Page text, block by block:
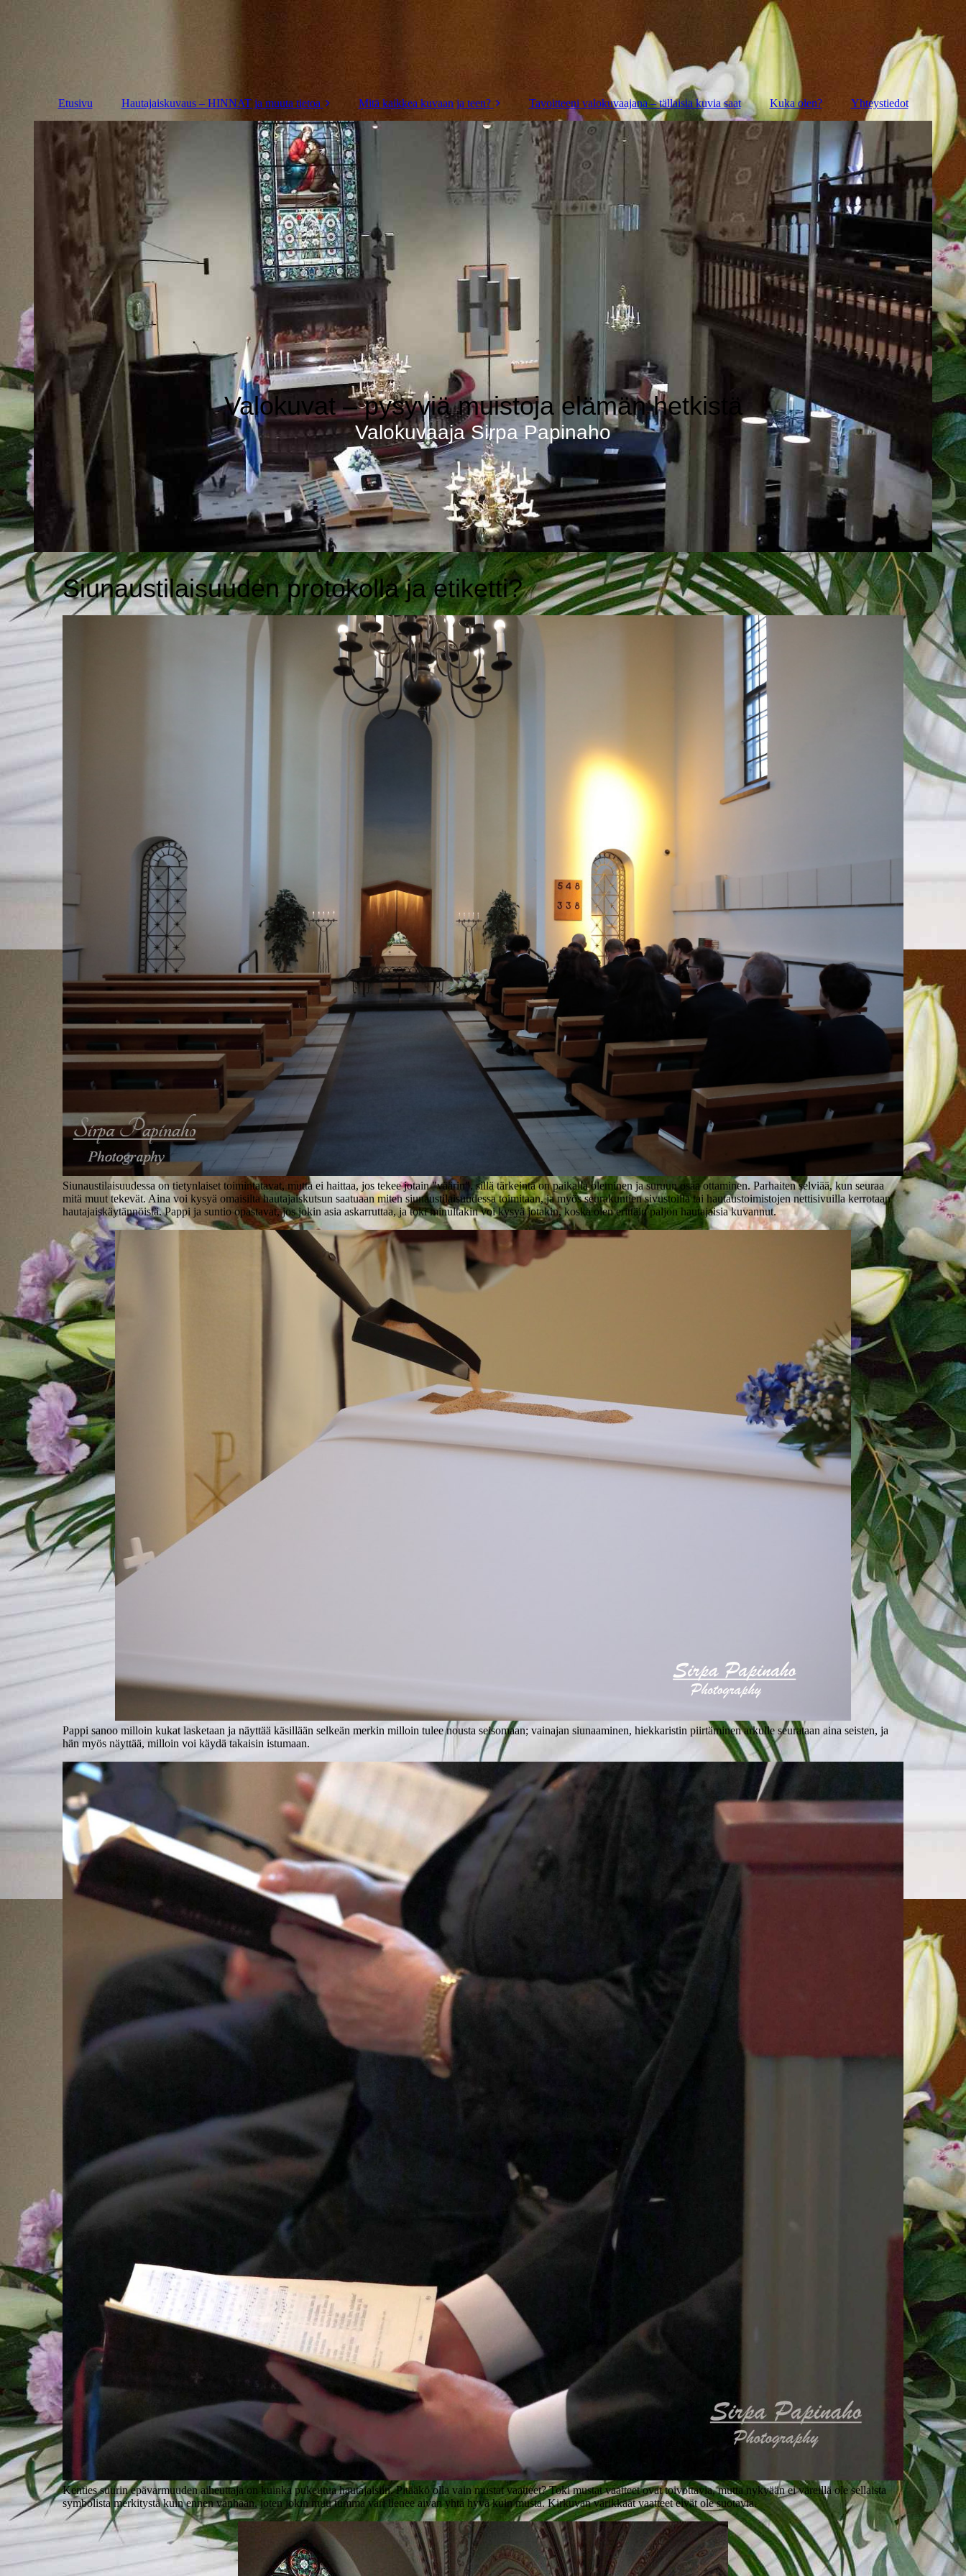
Etusivu Hautajaiskuvaus – HINNAT ja muuta tietoa
Hautajaisten kuvaus
etenee näin
Millaisia kukkia
hautajaisiin
Siunaustilaisuus,
protokolla?
Sotaveteraanin tai
lotan hautajaiset
Hautajaisten musiikki
– suosituimmat virret
Mitä kaikkea kuvaan ja teen?
Sahateollisuus ry:lle
Lahti kaupunkiopas -
Tullin matkassa
entisajan Suomessa -
kirjan taitto
Kesämökin
lattiaremontti –
kuvakirja
Kuvataitelija
Tavoitteeni valokuvaajana – tällaisia kuvia saat Kuka olen? Yhteystiedot
Valokuvat – pysyviä muistoja elämän hetkistä
Valokuvaaja Sirpa Papinaho
Siunaustilaisuuden protokolla ja etiketti?
Siunaustilaisuudessa on tietynlaiset toimintatavat, mutta ei haittaa, jos tekee jotain "väärin", sillä tärkeintä on paikalla oleminen ja suruun osaa ottaminen. Parhaiten selviää, kun seuraa
mitä muut tekevät. Aina voi kysyä omaisilta hautajaiskutsun saatuaan miten siunaustilaisuudessa toimitaan, ja myös seurakuntien sivustoilla tai hautaustoimistojen nettisivuilla kerrotaan
hautajaiskäytännöistä. Pappi ja suntio opastavat, jos jokin asia askarruttaa, ja toki minultakin voi kysyä jotakin, koska olen erittäin paljon hautajaisia kuvannut.
Pappi sanoo milloin kukat lasketaan ja näyttää käsillään selkeän merkin milloin tulee nousta seisomaan; vainajan siunaaminen, hiekkaristin piirtäminen arkulle seurataan aina seisten, ja
hän myös näyttää, milloin voi käydä takaisin istumaan.
Kenties suurin epävarmuuden aiheuttaja on kuinka pukeutua hautajaisiin. Pitääkö olla vain mustat vaatteet? Toki mustat vaatteet ovat toivottavia, mutta nykyään ei väreillä ole sellaista
symbolista merkitystä kuin ennen vanhaan, joten jokin muu tumma väri lienee aivan yhtä hyvä kuin musta. Kirkuvan värikkäät vaatteet eivät ole suotavia.